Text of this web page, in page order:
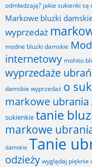
odmładzają? jakie sukienki są
Markowe bluzki
wyprzedaż
modne bluzki damskie
internetowy mohito
wyprzedaże ubrań
damskie wyprzedaż o
markowe ubrania
sukienkie tanie
markowe
damskie Tanie
odzieży wyglądaj pięknie